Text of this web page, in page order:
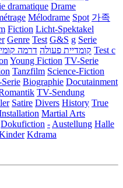
dramatique Drame
Mélodrame Spot 가족
Fiction Licht-Spektakel
Genre Test G&S g Serie
קומדיית פעולה דרמה
Test c
Young Fiction TV-Serie
Tanzfilm Science-Fiction
Biographie Docutainment
TV-Sendung
Satire Divers History True
Martial Arts
Dokufiction - Austellung Halle
Kdrama